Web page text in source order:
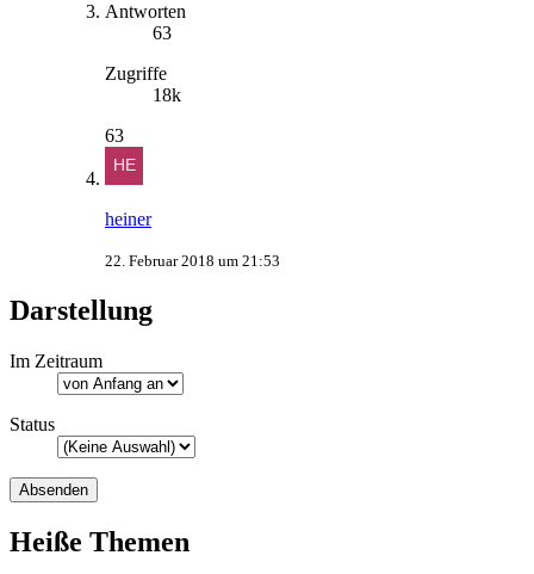
Antworten
63
Zugriffe
18k
63
heiner
22. Februar 2018 um 21:53
Darstellung
Im Zeitraum
Status
Heiße Themen